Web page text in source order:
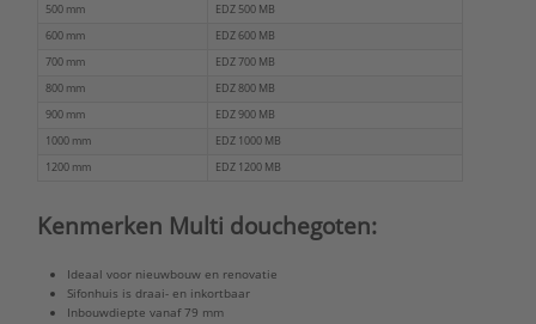
500 mm
EDZ 500 MB
600 mm
EDZ 600 MB
700 mm
EDZ 700 MB
800 mm
EDZ 800 MB
900 mm
EDZ 900 MB
1000 mm
EDZ 1000 MB
1200 mm
EDZ 1200 MB
Kenmerken Multi douchegoten:
Ideaal voor nieuwbouw en renovatie
Sifonhuis is draai- en inkortbaar
Inbouwdiepte vanaf 79 mm